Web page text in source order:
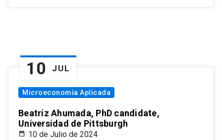
10 JUL
Microeconomía Aplicada
Beatriz Ahumada, PhD candidate,
Universidad de Pittsburgh
10 de Julio de 2024